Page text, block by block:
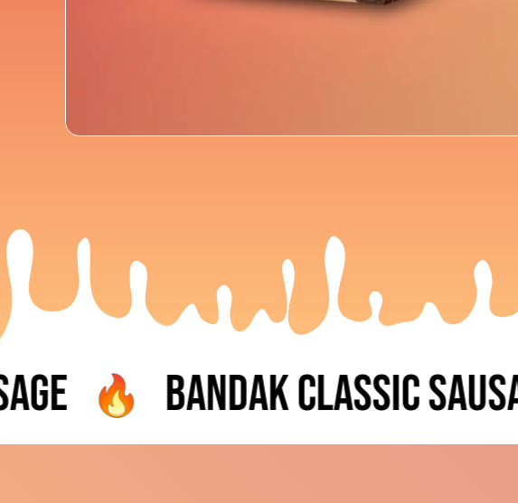
Bandak Classic Sausage